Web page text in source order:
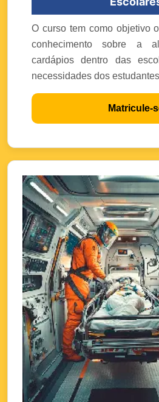
O curso tem como objetivo
conhecimento sobre a
cardápios dentro das
necessidades dos
Matricule-